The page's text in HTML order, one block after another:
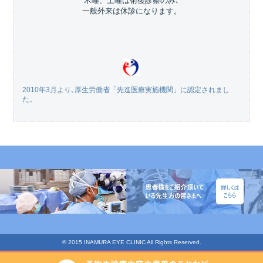
一般外来は休診になります。
2010年3月より､厚生労働省「先進医療実施機関」に認定されまし
た。
© 2015 INAMURA EYE CLINIC All Rights Reserved.